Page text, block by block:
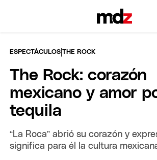
ESPECTÁCULOS |THE ROCK
The Rock: corazón
mexicano y amor
tequila
“La Roca” abrió su corazón y
significa para él la cultura